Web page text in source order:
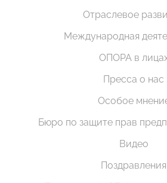
Отраслевое
Международная
ОПОРА в
Пресса о нас
Особое
Бюро по защите прав
Видео
Поздравления